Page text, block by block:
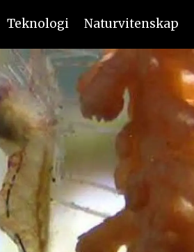
Teknologi Naturvitenskap